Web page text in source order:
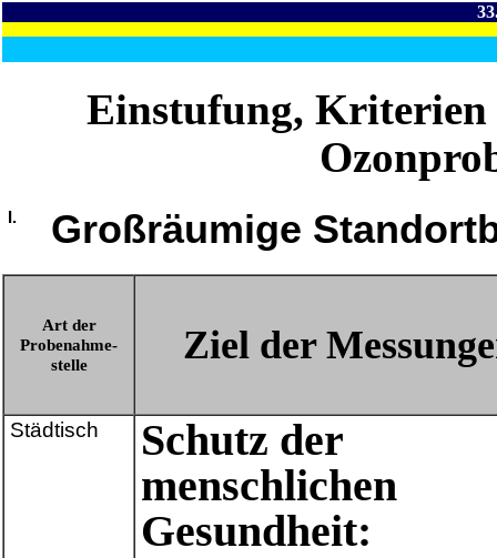
Einstufung, Kriterien
I. Großräumige
Art der
Probenahme-
stelle
Ziel der
Städtisch
Schutz der
menschlichen
Gesundheit: